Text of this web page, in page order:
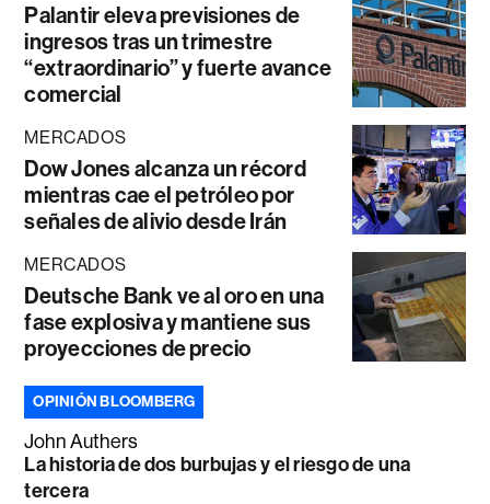
Palantir eleva previsiones de
ingresos tras un trimestre
“extraordinario” y fuerte avance
comercial
MERCADOS
Dow Jones alcanza un récord
mientras cae el petróleo por
señales de alivio desde Irán
MERCADOS
Deutsche Bank ve al oro en una
fase explosiva y mantiene sus
proyecciones de precio
OPINIÓN BLOOMBERG
John Authers
La historia de dos burbujas y el riesgo de una
tercera